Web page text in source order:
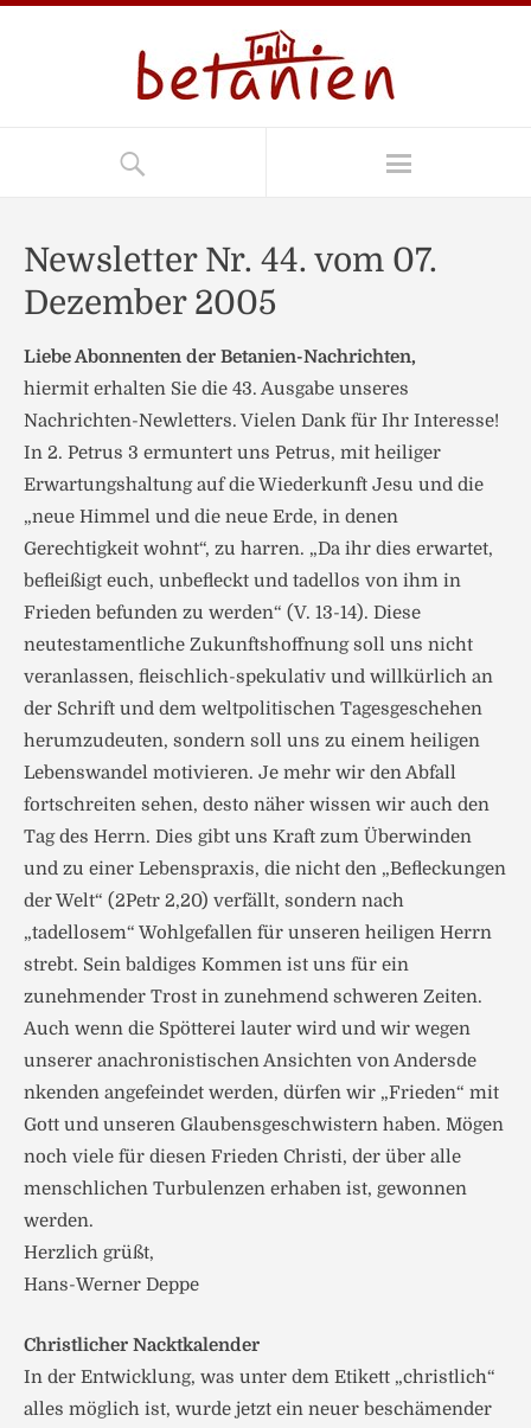
Newsletter Nr. 44. vom 07.
Dezember 2005
Liebe Abonnenten der Betanien-Nachrichten,
hiermit erhalten Sie die 43. Ausgabe unseres
Nachrichten-Newletters. Vielen Dank für Ihr Interesse!
In 2. Petrus 3 ermuntert uns Petrus, mit heiliger
Erwartungshaltung auf die Wiederkunft Jesu und die
„neue Himmel und die neue Erde, in denen
Gerechtigkeit wohnt“, zu harren. „Da ihr dies erwartet,
befleißigt euch, unbefleckt und tadellos von ihm in
Frieden befunden zu werden“ (V. 13-14). Diese
neutestamentliche Zukunftshoffnung soll uns nicht
veranlassen, fleischlich-spekulativ und willkürlich an
der Schrift und dem weltpolitischen Tagesgeschehen
herumzudeuten, sondern soll uns zu einem heiligen
Lebenswandel motivieren. Je mehr wir den Abfall
fortschreiten sehen, desto näher wissen wir auch den
Tag des Herrn. Dies gibt uns Kraft zum Überwinden
und zu einer Lebenspraxis, die nicht den „Befleckungen
der Welt“ (2Petr 2,20) verfällt, sondern nach
„tadellosem“ Wohlgefallen für unseren heiligen Herrn
strebt. Sein baldiges Kommen ist uns für ein
zunehmender Trost in zunehmend schweren Zeiten.
Auch wenn die Spötterei lauter wird und wir wegen
unserer anachronistischen Ansichten von Andersde
nkenden angefeindet werden, dürfen wir „Frieden“ mit
Gott und unseren Glaubensgeschwistern haben. Mögen
noch viele für diesen Frieden Christi, der über alle
menschlichen Turbulenzen erhaben ist, gewonnen
werden.
Herzlich grüßt,
Hans-Werner Deppe
Christlicher Nacktkalender
In der Entwicklung, was unter dem Etikett „christlich“
alles möglich ist, wurde jetzt ein neuer beschämender